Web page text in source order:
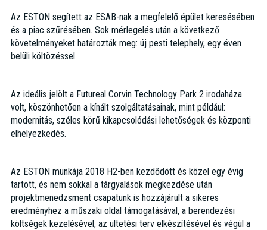
Az ESTON segített az ESAB-nak a megfelelő épület keresésében
és a piac szűrésében. Sok mérlegelés után a következő
követelményeket határozták meg: új pesti telephely, egy éven
belüli költözéssel.
Az ideális jelölt a Futureal Corvin Technology Park 2 irodaháza
volt, köszönhetően a kínált szolgáltatásainak, mint például:
modernitás, széles körű kikapcsolódási lehetőségek és központi
elhelyezkedés.
Az ESTON munkája 2018 H2-ben kezdődött és közel egy évig
tartott, és nem sokkal a tárgyalások megkezdése után
projektmenedzsment csapatunk is hozzájárult a sikeres
eredményhez a műszaki oldal támogatásával, a berendezési
költségek kezelésével, az ültetési terv elkészítésével és végül a